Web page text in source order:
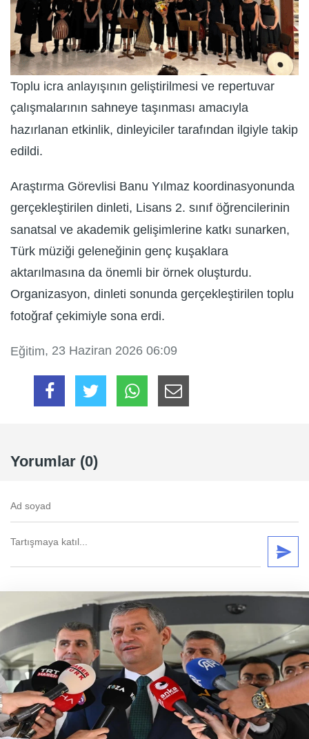
Toplu icra anlayışının geliştirilmesi ve repertuvar
çalışmalarının sahneye taşınması amacıyla
hazırlanan etkinlik, dinleyiciler tarafından ilgiyle takip
edildi.
Araştırma Görevlisi Banu Yılmaz koordinasyonunda
gerçekleştirilen dinleti, Lisans 2. sınıf öğrencilerinin
sanatsal ve akademik gelişimlerine katkı sunarken,
Türk müziği geleneğinin genç kuşaklara
aktarılmasına da önemli bir örnek oluşturdu.
Organizasyon, dinleti sonunda gerçekleştirilen toplu
fotoğraf çekimiyle sona erdi.
Eğitim, 23 Haziran 2026 06:09
Yorumlar (0)